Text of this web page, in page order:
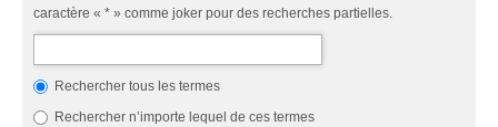
caractère « * » comme joker pour des recherches partielles.
Rechercher tous les termes
Rechercher n’importe lequel de ces termes